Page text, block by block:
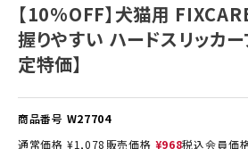
【10%OFF】犬猫用
握りやすい ハードスリッカ
定特価】
商品番号 W27704
通常価格 ¥1,078 販売価格 ¥968税込会員価